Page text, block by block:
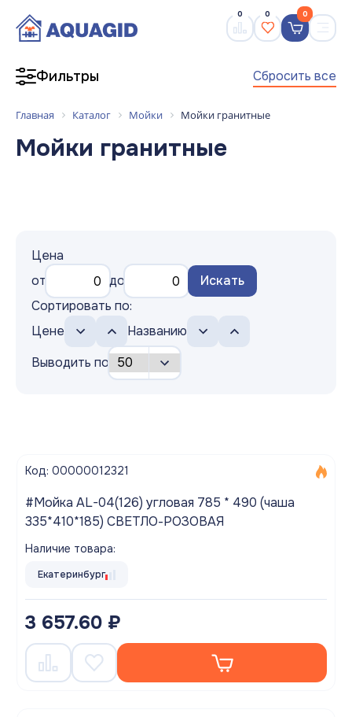
0 0 0
Фильтры Сбросить все
Главная Каталог Мойки Мойки гранитные
Мойки гранитные
Цена
от
до
Искать
Сортировать по:
Цене
Названию
Выводить по
Код: 00000012321
#Мойка AL-04(126) угловая 785 * 490 (чаша
335*410*185) СВЕТЛО-РОЗОВАЯ
Наличие товара:
Екатеринбург
3 657.60 ₽